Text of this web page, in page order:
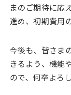
まのご期待に応
進め、初期費用
今後も、皆さま
きるよう、機能
ので、何卒よろ